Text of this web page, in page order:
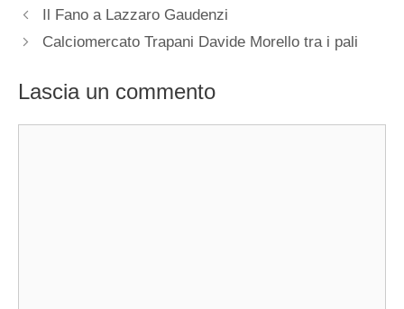
Il Fano a Lazzaro Gaudenzi
Calciomercato Trapani Davide Morello tra i pali
Lascia un commento